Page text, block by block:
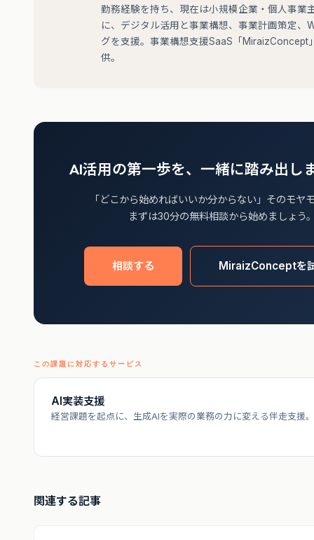
勤務経験を持ち、現在は小規模企業・個人事業
に、デジタル活用と事業構想、事業計画策定、
グを支援。事業構想支援SaaS「MiraizConcept
供。
AI活用の第一歩を、一緒に踏み出し
「どこから始めればいいか分からない」そのモヤ
まずは30分の無料相談から始めましょう
相談する MiraizConceptを
この課題に対応するサービス
AI実装支援
経営課題を起点に、生成AIを実際の業務の力に変える伴走支援。
関連する記事